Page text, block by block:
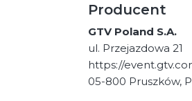
Producent
GTV Poland S.A.
ul. Przejazdowa 21
https://
05-800 Pruszków,